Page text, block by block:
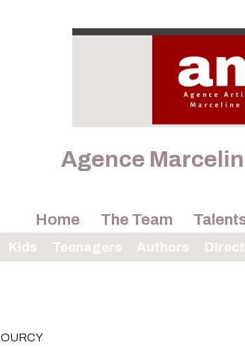
Agence
Home The Team
Kids Teenagers Authors